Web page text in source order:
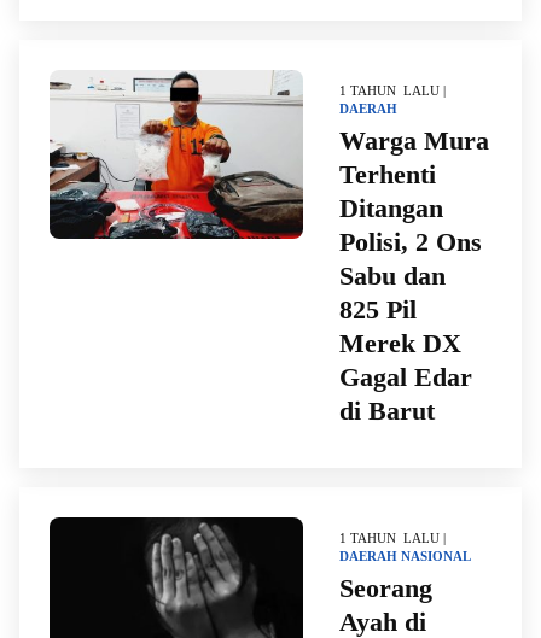
1 TAHUN LALU |
DAERAH
Warga Mura
Terhenti
Ditangan
Polisi, 2 Ons
Sabu dan
825 Pil
Merek DX
Gagal Edar
di Barut
1 TAHUN LALU |
DAERAH NASIONAL
Seorang
Ayah di